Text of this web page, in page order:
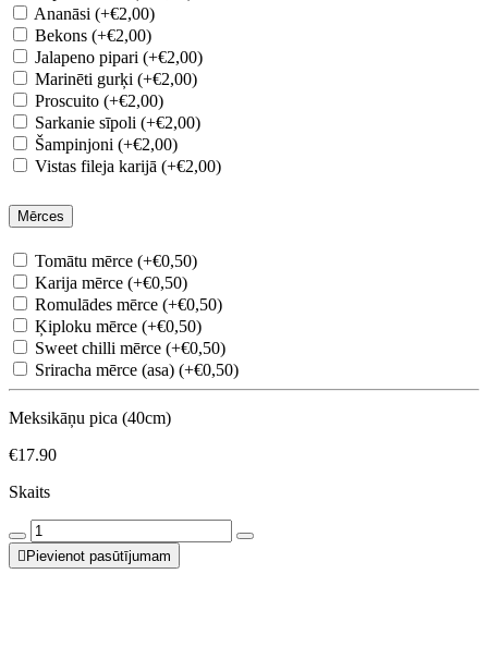
Ananāsi (+€2,00)
Bekons (+€2,00)
Jalapeno pipari (+€2,00)
Marinēti gurķi (+€2,00)
Proscuito (+€2,00)
Sarkanie sīpoli (+€2,00)
Šampinjoni (+€2,00)
Vistas fileja karijā (+€2,00)
Mērces
Tomātu mērce (+€0,50)
Karija mērce (+€0,50)
Romulādes mērce (+€0,50)
Ķiploku mērce (+€0,50)
Sweet chilli mērce (+€0,50)
Sriracha mērce (asa) (+€0,50)
Meksikāņu pica (40cm)
€17.90
Skaits
Pievienot pasūtījumam